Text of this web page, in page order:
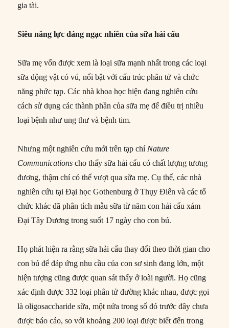
gia tài.
Siêu năng lực đáng ngạc nhiên của sữa hải cẩu
Sữa mẹ vốn được xem là loại sữa mạnh nhất trong các loại
sữa động vật có vú, nổi bật với cấu trúc phân tử và chức
năng phức tạp. Các nhà khoa học hiện đang nghiên cứu
cách sử dụng các thành phần của sữa mẹ để điều trị nhiều
loại bệnh như ung thư và bệnh tim.
Nhưng một nghiên cứu mới trên tạp chí Nature
Communications cho thấy sữa hải cẩu có chất lượng tương
đương, thậm chí có thể vượt qua sữa mẹ. Cụ thể, các nhà
nghiên cứu tại Đại học Gothenburg ở Thụy Điển và các tổ
chức khác đã phân tích mẫu sữa từ năm con hải cẩu xám
Đại Tây Dương trong suốt 17 ngày cho con bú.
Họ phát hiện ra rằng sữa hải cẩu thay đổi theo thời gian cho
con bú để đáp ứng nhu cầu của con sơ sinh đang lớn, một
hiện tượng cũng được quan sát thấy ở loài người. Họ cũng
xác định được 332 loại phân tử đường khác nhau, được gọi
là oligosaccharide sữa, một nửa trong số đó trước đây chưa
được báo cáo, so với khoảng 200 loại được biết đến trong